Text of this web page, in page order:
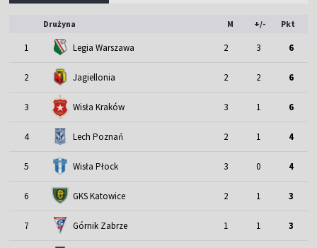
Drużyna M +/- Pkt
1 Legia Warszawa 2 3 6
2 Jagiellonia 2 2 6
3 Wisła Kraków 3 1 6
4 Lech Poznań 2 1 4
5 Wisła Płock 3 0 4
6 GKS Katowice 2 1 3
7 Górnik Zabrze 1 1 3